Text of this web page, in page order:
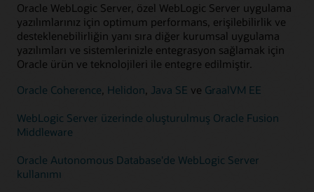
Oracle WebLogic Server, özel WebLogic Server uygulama
yazılımlarınız için optimum performans, erişilebilirlik ve
desteklenebilirliğin yanı sıra diğer kurumsal uygulama
yazılımları ve sistemlerinizle entegrasyon sağlamak için
Oracle ürün ve teknolojileri ile entegre edilmiştir.
Oracle Coherence Helidon Java SE ve GraalVM EE
WebLogic Server üzerinde oluşturulmuş Oracle Fusion
Middleware
Oracle Autonomous Database'de WebLogic Server
kullanımı